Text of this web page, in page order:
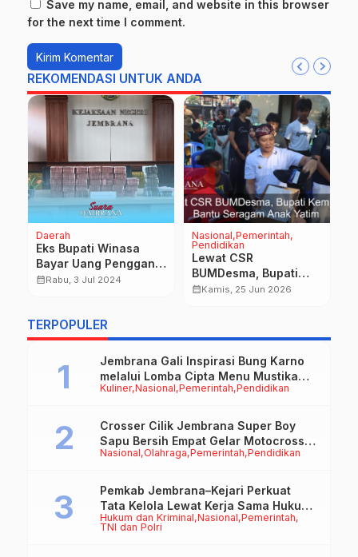
Save my name, email, and website in this browser
for the next time I comment.
REKOMENDASI UNTUK ANDA
Daerah
Eks Bupati Winasa
Bayar Uang Pengganti
3,8 Milyar Ke Kejari
calendar_monthRabu, 3 Jul 2024
Nasional Pemerintah
Pendidikan
Lewat CSR
BUMDesma, Bupati
Kembang Bantu
calendar_monthKamis, 25 Jun 2026
TERPOPULER
Kuliner Nasional Pemerintah Pendidikan
Jembrana Gali Inspirasi Bung Karno
melalui Lomba Cipta Menu Mustika
Rasa
Nasional Olahraga Pemerintah Pendidikan
Crosser Cilik Jembrana Super Boy
Sapu Bersih Empat Gelar Motocross
50cc
Hukum dan Kriminal Nasional Pemerintah
TNI dan Polri
Pemkab Jembrana–Kejari Perkuat
Tata Kelola Lewat Kerja Sama Hukum
Datun